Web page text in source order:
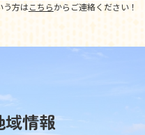
う方はこちらからご連絡ください！
域情報